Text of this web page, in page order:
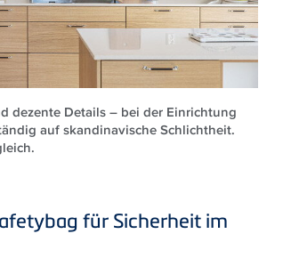
dezente Details – bei der Einrichtung
auf skandinavische Schlichtheit.
für Sicherheit im